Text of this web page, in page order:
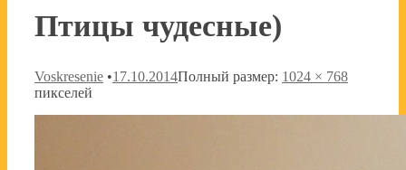
Птицы чудесные)
Voskresenie •17.10.2014Полный размер: 1024 × 768
пикселей